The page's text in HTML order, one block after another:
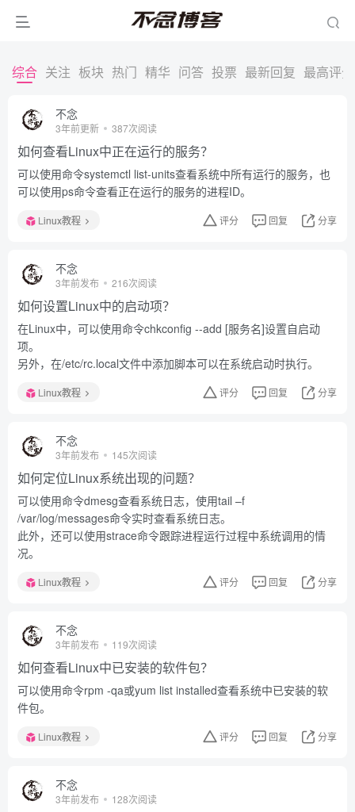
综合 关注 板块 热门 精华 问答 投票 最新回复 最高评分
不念
3年前更新 387次阅读
如何查看Linux中正在运行的服务？
可以使用命令systemctl list-units查看系统中所有运行的服务，也
可以使用ps命令查看正在运行的服务的进程ID。
Linux教程 评分 回复 分享
不念
3年前发布 216次阅读
如何设置Linux中的启动项？
在Linux中，可以使用命令chkconfig --add [服务名]设置自启动
项。
另外，在/etc/rc.local文件中添加脚本可以在系统启动时执行。
Linux教程 评分 回复 分享
不念
3年前发布 145次阅读
如何定位Linux系统出现的问题？
可以使用命令dmesg查看系统日志，使用tail –f
/var/log/messages命令实时查看系统日志。
此外，还可以使用strace命令跟踪进程运行过程中系统调用的情
况。
Linux教程 评分 回复 分享
不念
3年前发布 119次阅读
如何查看Linux中已安装的软件包？
可以使用命令rpm -qa或yum list installed查看系统中已安装的软
件包。
Linux教程 评分 回复 分享
不念
3年前发布 128次阅读